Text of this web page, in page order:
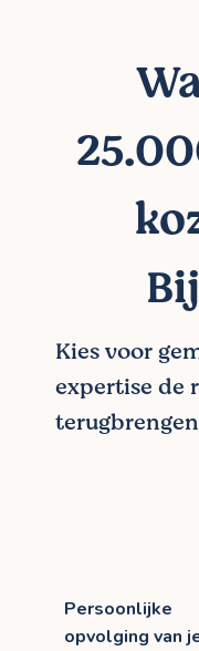
Kies voor
expertise de
terugbrengen
Persoonlijke
opvolging van